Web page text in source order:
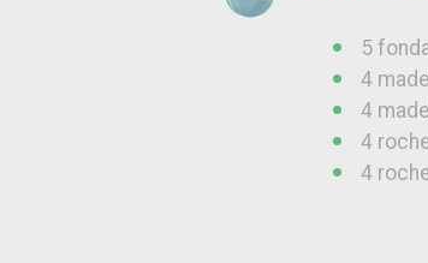
5
4
4
4
4